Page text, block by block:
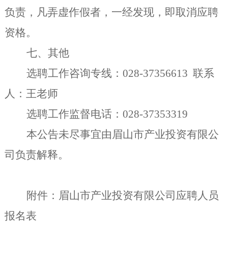
负责，凡弄虚作假者，一经发现，即取消应聘
资格。
七、其他
选聘工作咨询专线： 028-37356613 联系
人：王老师
选聘工作监督电话： 028-37353319
本公告未尽事宜由眉山市产业投资有限公
司负责解释。
附件：眉山市产业投资有限公司应聘人员
报名表